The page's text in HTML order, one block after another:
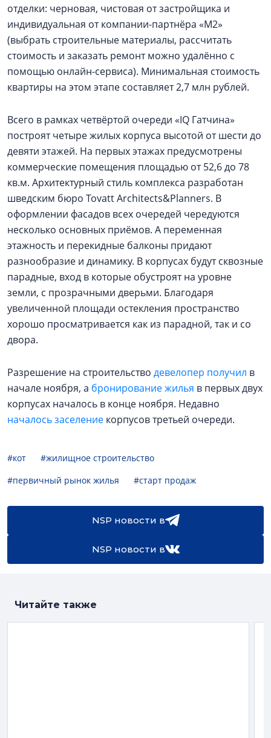
отделки: черновая, чистовая от застройщика и
индивидуальная от компании-партнёра «М2»
(выбрать строительные материалы, рассчитать
стоимость и заказать ремонт можно удалённо с
помощью онлайн-сервиса). Минимальная стоимость
квартиры на этом этапе составляет 2,7 млн рублей.
Всего в рамках четвёртой очереди «IQ Гатчина»
построят четыре жилых корпуса высотой от шести до
девяти этажей. На первых этажах предусмотрены
коммерческие помещения площадью от 52,6 до 78
кв.м. Архитектурный стиль комплекса разработан
шведским бюро Tovatt Architects&Planners. В
оформлении фасадов всех очередей чередуются
несколько основных приёмов. А переменная
этажность и перекидные балконы придают
разнообразие и динамику. В корпусах будут сквозные
парадные, вход в которые обустроят на уровне
земли, с прозрачными дверьми. Благодаря
увеличенной площади остекления пространство
хорошо просматривается как из парадной, так и со
двора.
Разрешение на строительство девелопер получил в
начале ноября, а бронирование жилья в первых двух
корпусах началось в конце ноября. Недавно
началось заселение корпусов третьей очереди.
#кот
#жилищное строительство
#первичный рынок жилья
#старт продаж
NSP новости в
NSP новости в
Читайте также